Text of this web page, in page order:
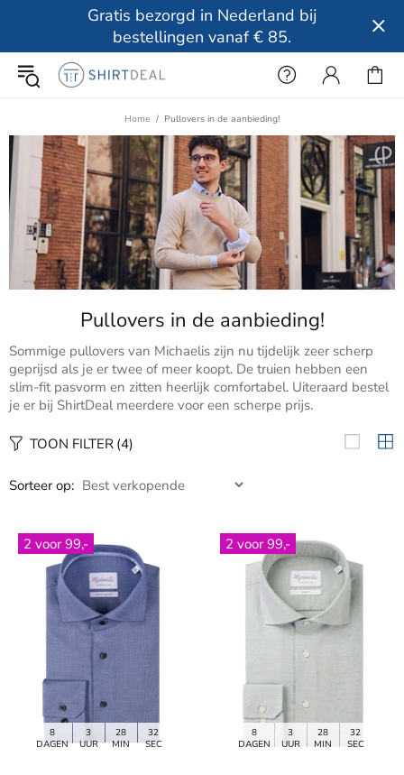
Gratis bezorgd in Nederland bij
bestellingen vanaf € 85.
Home Pullovers in de aanbieding!
Pullovers in de aanbieding!
Sommige pullovers van Michaelis zijn nu tijdelijk zeer scherp
geprijsd als je er twee of meer koopt. De truien hebben een
slim-fit pasvorm en zitten heerlijk comfortabel. Uiteraard bestel
je er bij ShirtDeal meerdere voor een scherpe prijs.
TOON FILTER (4)
Sorteer op:
2 voor 99,-
8
DAGEN
3
UUR
28
MIN
31
SEC
2 voor 99,-
8
DAGEN
3
UUR
28
MIN
31
SEC